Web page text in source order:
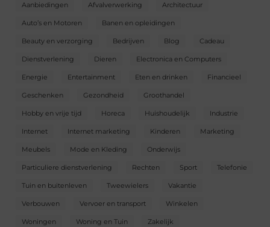
Aanbiedingen Afvalverwerking Architectuur
Auto’s en Motoren Banen en opleidingen
Beauty en verzorging Bedrijven Blog Cadeau
Dienstverlening Dieren Electronica en Computers
Energie Entertainment Eten en drinken Financieel
Geschenken Gezondheid Groothandel
Hobby en vrije tijd Horeca Huishoudelijk Industrie
Internet Internet marketing Kinderen Marketing
Meubels Mode en Kleding Onderwijs
Particuliere dienstverlening Rechten Sport Telefonie
Tuin en buitenleven Tweewielers Vakantie
Verbouwen Vervoer en transport Winkelen
Woningen Woning en Tuin Zakelijk